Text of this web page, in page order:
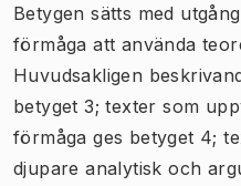
Betygen sätts med
förmåga att använda
Huvudsakligen
betyget 3; texter som
förmåga ges betyget 4;
djupare analytisk och